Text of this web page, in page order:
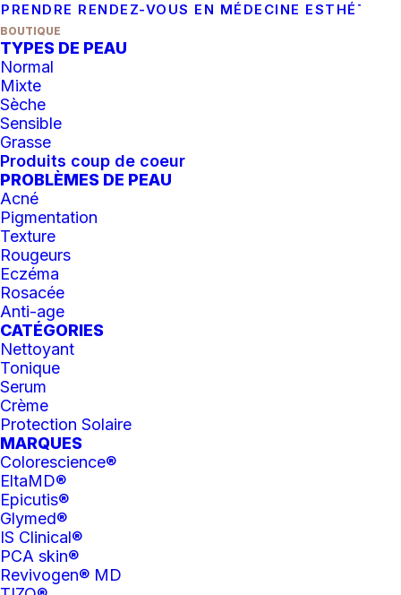
PRENDRE RENDEZ-VOUS EN MÉDECINE
BOUTIQUE
TYPES DE PEAU
Normal
Mixte
Sèche
Sensible
Grasse
Produits coup de coeur
PROBLÈMES DE PEAU
Acné
Pigmentation
Texture
Rougeurs
Eczéma
Rosacée
Anti-age
CATÉGORIES
Nettoyant
Tonique
Serum
Crème
Protection Solaire
MARQUES
Colorescience®
EltaMD®
Epicutis®
Glymed®
IS Clinical®
PCA skin®
Revivogen® MD
AJOUTER AU PANIER
Eye Patch Epicutis (1 paire)